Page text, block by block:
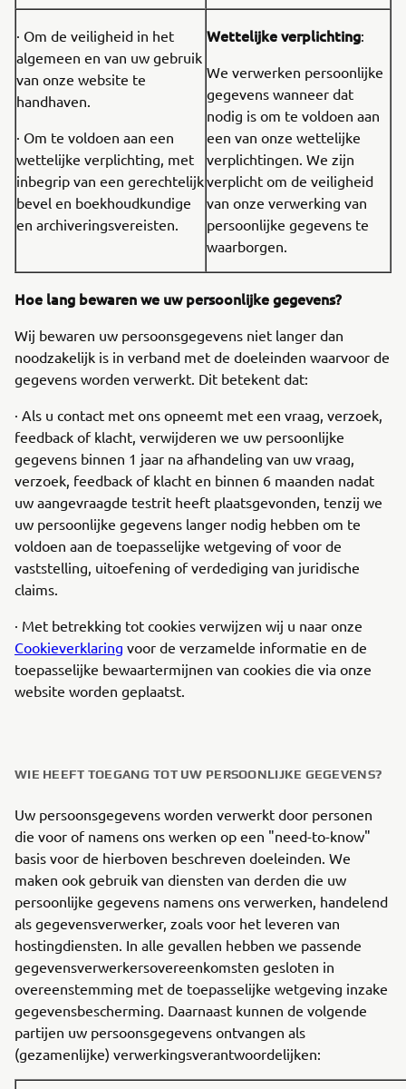
· Om de veiligheid in het
algemeen en van uw gebruik
van onze website te
handhaven.
· Om te voldoen aan een
wettelijke verplichting, met
inbegrip van een gerechtelijk
bevel en boekhoudkundige
en archiveringsvereisten.
Wettelijke verplichting:
We verwerken persoonlijke
gegevens wanneer dat
nodig is om te voldoen aan
een van onze wettelijke
verplichtingen. We zijn
verplicht om de veiligheid
van onze verwerking van
persoonlijke gegevens te
waarborgen.
Hoe lang bewaren we uw persoonlijke gegevens?
Wij bewaren uw persoonsgegevens niet langer dan
noodzakelijk is in verband met de doeleinden waarvoor de
gegevens worden verwerkt. Dit betekent dat:
· Als u contact met ons opneemt met een vraag, verzoek,
feedback of klacht, verwijderen we uw persoonlijke
gegevens binnen 1 jaar na afhandeling van uw vraag,
verzoek, feedback of klacht en binnen 6 maanden nadat
uw aangevraagde testrit heeft plaatsgevonden, tenzij we
uw persoonlijke gegevens langer nodig hebben om te
voldoen aan de toepasselijke wetgeving of voor de
vaststelling, uitoefening of verdediging van juridische
claims.
· Met betrekking tot cookies verwijzen wij u naar onze
Cookieverklaring voor de verzamelde informatie en de
toepasselijke bewaartermijnen van cookies die via onze
website worden geplaatst.
WIE HEEFT TOEGANG TOT UW PERSOONLIJKE GEGEVENS?
Uw persoonsgegevens worden verwerkt door personen
die voor of namens ons werken op een "need-to-know"
basis voor de hierboven beschreven doeleinden. We
maken ook gebruik van diensten van derden die uw
persoonlijke gegevens namens ons verwerken, handelend
als gegevensverwerker, zoals voor het leveren van
hostingdiensten. In alle gevallen hebben we passende
gegevensverwerkersovereenkomsten gesloten in
overeenstemming met de toepasselijke wetgeving inzake
gegevensbescherming. Daarnaast kunnen de volgende
partijen uw persoonsgegevens ontvangen als
(gezamenlijke) verwerkingsverantwoordelijken: